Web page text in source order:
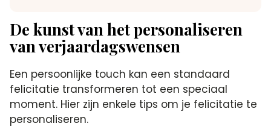
De kunst van het personaliseren
van verjaardagswensen
Een persoonlijke touch kan een standaard
felicitatie transformeren tot een speciaal
moment.​ Hier zijn enkele tips om je felicitatie te
personaliseren.​